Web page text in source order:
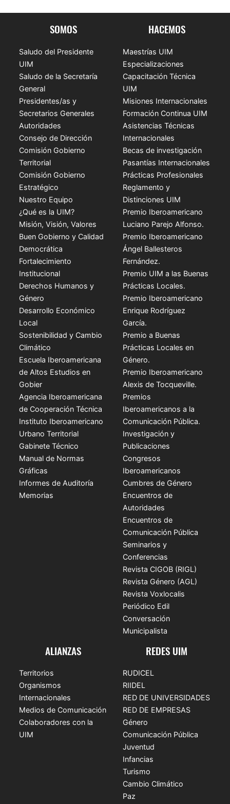
SOMOS
Saludo del Presidente
UIM
Saludo de la Secretaría
General
Presidentes/as y
Secretarios Generales
Autoridades
Consejo de Dirección
Comisión Gobierno
Territorial
Comisión Gobierno
Estratégico
Nuestro Equipo
¿Qué es la UIM?
Misión, Visión, Valores
Buen Gobierno y Calidad
Democrática
Fortalecimiento
Institucional
Derechos Humanos y
Género
Desarrollo Económico
Local
Sostenibilidad y Cambio
Climático
Escuela Iberoamericana
de Altos Estudios en
Gobier
Agencia Iberoamericana
de Cooperación Técnica
Instituto Iberoamericano
Urbano Territorial
Gabinete Técnico
Manual de Normas
Gráficas
Informes de Auditoría
Memorias
HACEMOS
Maestrías UIM
Especializaciones
Capacitación Técnica
UIM
Misiones Internacionales
Formación Continua UIM
Asistencias Técnicas
Internacionales
Becas de investigación
Pasantías Internacionales
Prácticas Profesionales
Reglamento y
Distinciones UIM
Premio Iberoamericano
Luciano Parejo Alfonso.
Premio Iberoamericano
Ángel Ballesteros
Fernández.
Premio UIM a las Buenas
Prácticas Locales.
Premio Iberoamericano
Enrique Rodríguez
García.
Premio a Buenas
Prácticas Locales en
Género.
Premio Iberoamericano
Alexis de Tocqueville.
Premios
Iberoamericanos a la
Comunicación Pública.
Investigación y
Publicaciones
Congresos
Iberoamericanos
Cumbres de Género
Encuentros de
Autoridades
Encuentros de
Comunicación Pública
Seminarios y
Conferencias
Revista CIGOB (RIGL)
Revista Género (AGL)
Revista Voxlocalis
Periódico Edil
Conversación
Municipalista
ALIANZAS
Territorios
Organismos
Internacionales
Medios de Comunicación
Colaboradores con la
UIM
REDES UIM
RUDICEL
RIIDEL
RED DE UNIVERSIDADES
RED DE EMPRESAS
Género
Comunicación Pública
Juventud
Infancias
Turismo
Cambio Climático
Paz